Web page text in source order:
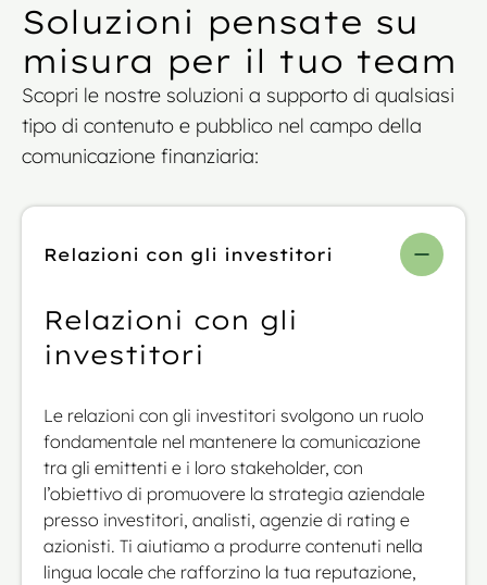
Soluzioni pensate su
misura per il tuo team
Scopri le nostre soluzioni a supporto di qualsiasi
tipo di contenuto e pubblico nel campo della
comunicazione finanziaria:
Relazioni con gli investitori
Relazioni con gli
investitori
Le relazioni con gli investitori svolgono un ruolo
fondamentale nel mantenere la comunicazione
tra gli emittenti e i loro stakeholder, con
l’obiettivo di promuovere la strategia aziendale
presso investitori, analisti, agenzie di rating e
azionisti. Ti aiutiamo a produrre contenuti nella
lingua locale che rafforzino la tua reputazione,